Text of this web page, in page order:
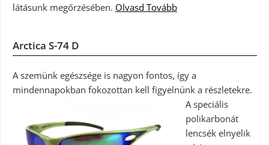
látásunk megőrzésében. Olvasd Tovább
Arctica S-74 D
A szemünk egészsége is nagyon fontos, így a
mindennapokban fokozottan kell figyelnünk a részletekre.
A speciális
polikarbonát
lencsék elnyelik